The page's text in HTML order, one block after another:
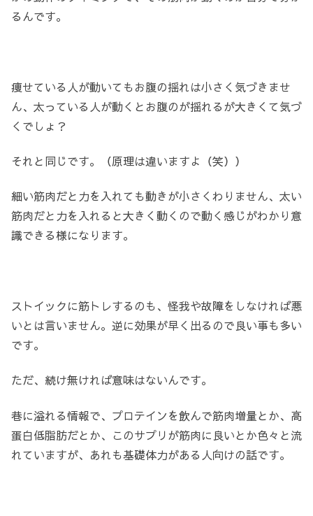
るんです。
痩せている人が動いてもお腹の揺れは小さく気づきませ
ん、太っている人が動くとお腹のが揺れるが大きくて気づ
くでしょ？
それと同じです。（原理は違いますよ（笑））
細い筋肉だと力を入れても動きが小さくわりません、太い
筋肉だと力を入れると大きく動くので動く感じがわかり意
識できる様になります。
ストイックに筋トレするのも、怪我や故障をしなければ悪
いとは言いません。逆に効果が早く出るので良い事も多い
です。
ただ、続け無ければ意味はないんです。
巷に溢れる情報で、プロテインを飲んで筋肉増量とか、高
蛋白低脂肪だとか、このサプリが筋肉に良いとか色々と流
れていますが、あれも基礎体力がある人向けの話です。